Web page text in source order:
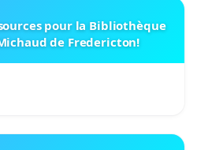
pour la Bibliothèque
de Fredericton!